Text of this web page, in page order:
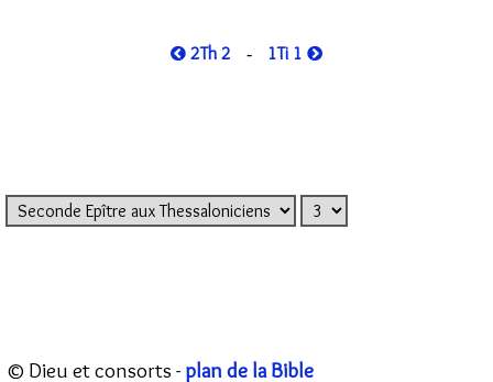
2Th 2 - 1Ti 1
© Dieu et consorts - plan de la Bible